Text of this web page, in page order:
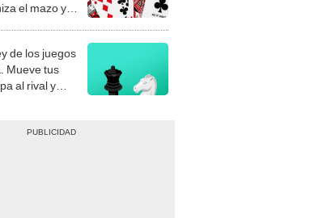
habilidad.
Mueve tus
al rival y
mate.